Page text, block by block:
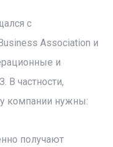
с
Association и
и
В частности,
компании нужны:
получают